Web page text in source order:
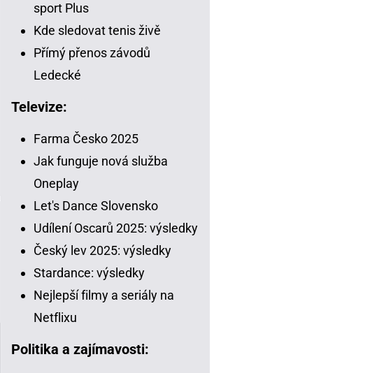
sport Plus
Kde sledovat tenis živě
Přímý přenos závodů
Ledecké
Televize:
Farma Česko 2025
Jak funguje nová služba
Oneplay
Let's Dance Slovensko
Udílení Oscarů 2025: výsledky
Český lev 2025: výsledky
Stardance: výsledky
Nejlepší filmy a seriály na
Netflixu
Politika a zajímavosti: